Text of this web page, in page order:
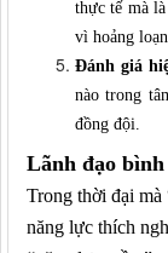
thực tế mà
vì hoảng loạn.
Đánh giá
nào trong
đồng đội.
Lãnh đạo
Trong thời đại
năng lực thích